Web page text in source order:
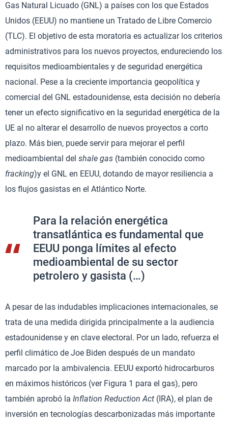
Gas Natural Licuado (GNL) a países con los que Estados
Unidos (EEUU) no mantiene un Tratado de Libre Comercio
(TLC). El objetivo de esta moratoria es actualizar los criterios
administrativos para los nuevos proyectos, endureciendo los
requisitos medioambientales y de seguridad energética
nacional. Pese a la creciente importancia geopolítica y
comercial del GNL estadounidense, esta decisión no debería
tener un efecto significativo en la seguridad energética de la
UE al no alterar el desarrollo de nuevos proyectos a corto
plazo. Más bien, puede servir para mejorar el perfil
medioambiental del shale gas (también conocido como
fracking)y el GNL en EEUU, dotando de mayor resiliencia a
los flujos gasistas en el Atlántico Norte.
Para la relación energética
transatlántica es fundamental que
EEUU ponga límites al efecto
medioambiental de su sector
petrolero y gasista (…)
A pesar de las indudables implicaciones internacionales, se
trata de una medida dirigida principalmente a la audiencia
estadounidense y en clave electoral. Por un lado, refuerza el
perfil climático de Joe Biden después de un mandato
marcado por la ambivalencia. EEUU exportó hidrocarburos
en máximos históricos (ver Figura 1 para el gas), pero
también aprobó la Inflation Reduction Act (IRA), el plan de
inversión en tecnologías descarbonizadas más importante